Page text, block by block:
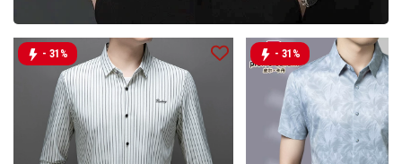
- 31% - 31%